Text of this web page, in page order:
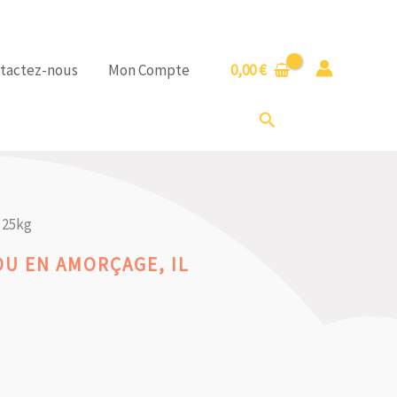
nous Mon Compte 0,00€
Rechercher
EN AMORÇAGE, IL